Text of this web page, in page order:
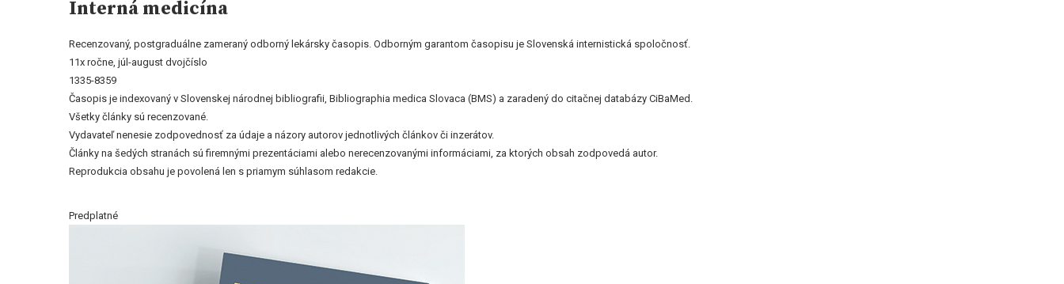
Interná medicína
Recenzovaný, postgraduálne zameraný odborný lekársky časopis. Odborným garantom časopisu je Slovenská internistická spoločnosť.
11x ročne, júl-august dvojčíslo
1335-8359
Časopis je indexovaný v Slovenskej národnej bibliografii, Bibliographia medica Slovaca (BMS) a zaradený do citačnej databázy CiBaMed.
Všetky články sú recenzované.
Vydavateľ nenesie zodpovednosť za údaje a názory autorov jednotlivých článkov či inzerátov.
Články na šedých stranách sú firemnými prezentáciami alebo nerecenzovanými informáciami, za ktorých obsah zodpovedá autor.
Reprodukcia obsahu je povolená len s priamym súhlasom redakcie.
Predplatné